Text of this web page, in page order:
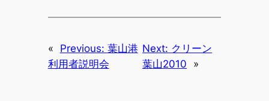
« Previous: 葉山港
利用者説明会
Next: クリーン
葉山2010
»